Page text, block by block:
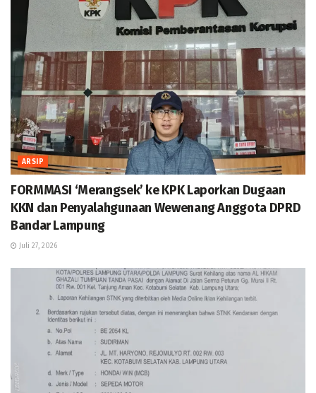
ARSIP
FORMMASI ‘Merangsek’ ke KPK Laporkan Dugaan
KKN dan Penyalahgunaan Wewenang Anggota DPRD
Bandar Lampung
Juli 27, 2026